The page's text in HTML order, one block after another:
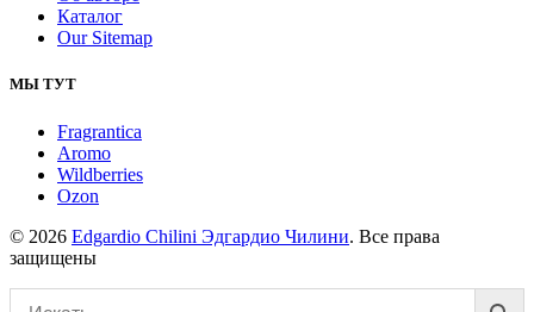
Каталог
Our Sitemap
МЫ ТУТ
Fragrantica
Aromo
Wildberries
Ozon
© 2026 Edgardio Chilini Эдгардио Чилини. Все права
защищены